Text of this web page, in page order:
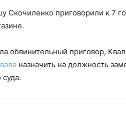
Скочиленко приговорили к 7
обвинительный приговор,
назначить на должность